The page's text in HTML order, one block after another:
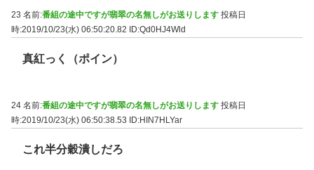
23 名前:番組の途中ですが翡翠の名無しがお送りします 投稿日
時:2019/10/23(水) 06:50:20.82
ID:Qd0HJ4Wld
真紅っく（ポイン）
24 名前:番組の途中ですが翡翠の名無しがお送りします 投稿日
時:2019/10/23(水) 06:50:38.53 ID:HIN7HLYar
これ半分穀潰しだろ